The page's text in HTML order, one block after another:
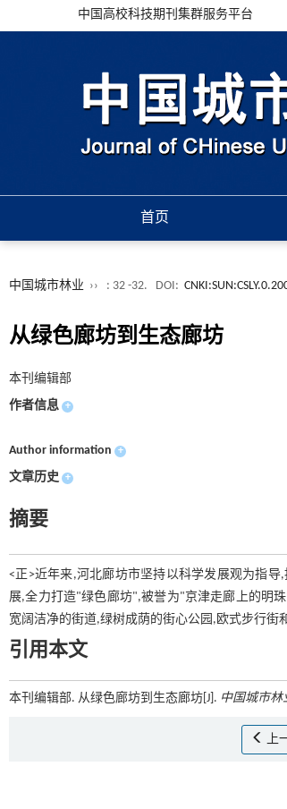
中国高校科技期刊集群服务平台
首页
中国城市林业 ›› : 32 -32. DOI:
从绿色廊坊到生态廊坊
本刊编辑部
作者信息 +
Author information +
文章历史 +
摘要
<正>近年来,河北廊坊市坚持以科学发展观为指
展,全力打造"绿色廊坊",被誉为"京津走廊上的明
宽阔洁净的街道,绿树成荫的街心公园,欧式步行街
引用本文
本刊编辑部. 从绿色廊坊到生态廊坊[J]. 中国城市林
上